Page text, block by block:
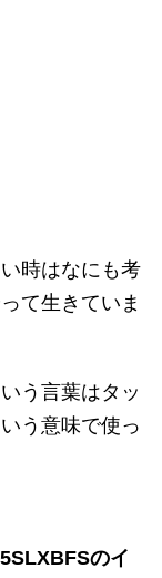
時はなにも考
て生きていま
う言葉はタッ
う意味で使っ
のイ